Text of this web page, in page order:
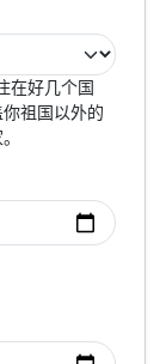
在好几个国
祖国以外的